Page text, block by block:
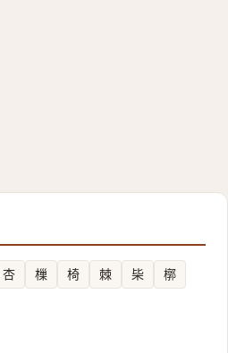
杏 樔 椅 棘 枈
槨